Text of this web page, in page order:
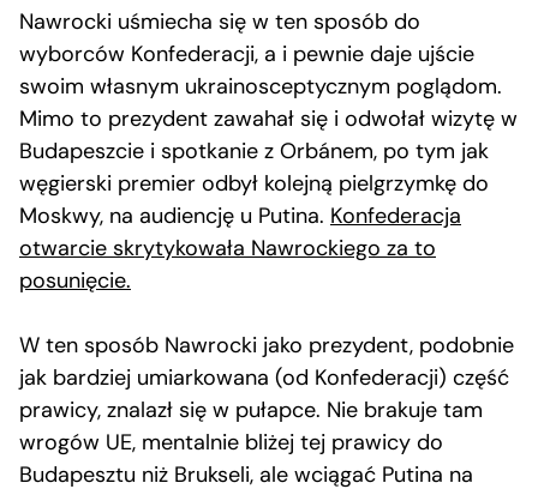
Nawrocki uśmiecha się w ten sposób do
wyborców Konfederacji, a i pewnie daje ujście
swoim własnym ukrainosceptycznym poglądom.
Mimo to prezydent zawahał się i odwołał wizytę w
Budapeszcie i spotkanie z Orbánem, po tym jak
węgierski premier odbył kolejną pielgrzymkę do
Moskwy, na audiencję u Putina. Konfederacja
otwarcie skrytykowała Nawrockiego za to
posunięcie.
W ten sposób Nawrocki jako prezydent, podobnie
jak bardziej umiarkowana (od Konfederacji) część
prawicy, znalazł się w pułapce. Nie brakuje tam
wrogów UE, mentalnie bliżej tej prawicy do
Budapesztu niż Brukseli, ale wciągać Putina na